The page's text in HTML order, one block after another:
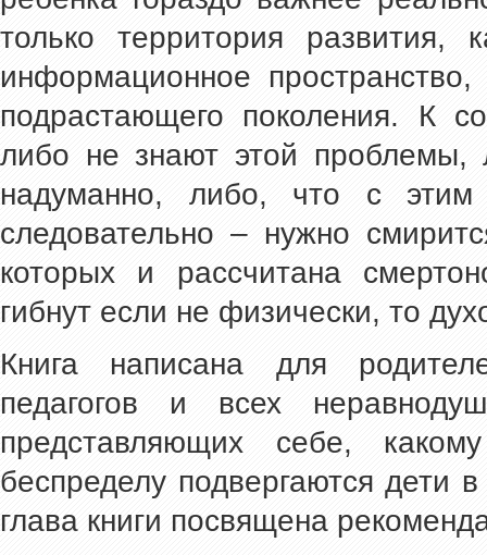
только территория
информационное
подрастающего поколения. К
либо не знают этой проблемы,
надуманно, либо, что с этим
следовательно – нужно
которых и рассчитана
гибнут если не физически, то
Книга написана для
педагогов и всех
представляющих себе,
беспределу подвергаются дети
глава книги посвящена